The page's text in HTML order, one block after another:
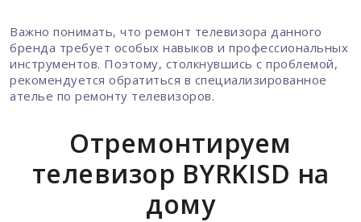
Важно понимать, что ремонт телевизора данного
бренда требует особых навыков и профессиональных
инструментов. Поэтому, столкнувшись с проблемой,
рекомендуется обратиться в специализированное
ателье по ремонту телевизоров.
Отремонтируем
телевизор BYRKISD на
дому